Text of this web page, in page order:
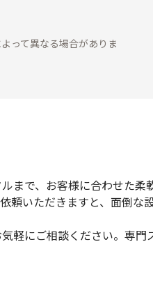
って異なる場合がありま
まで、お客様に合わせた
頼いただきますと、面倒な
軽にご相談ください。専門